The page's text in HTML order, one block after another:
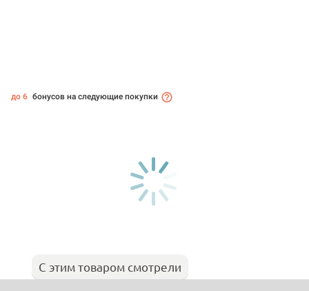
до 6 бонусов на следующие покупки
С этим товаром смотрели